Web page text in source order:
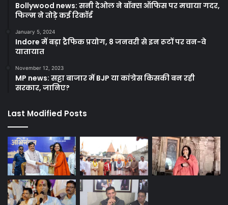
Bollywood news: सनी देओल ने बॉक्स ऑफिस पर मचाया गदर,
फिल्म ने तोड़े कई रिकॉर्ड
January 5, 2024
Indore में बड़ा ट्रैफिक प्रयोग, 8 जनवरी से इन रूटों पर वन-वे
यातायात
November 12, 2023
MP news: सट्टा बाजार में BJP या कांग्रेस किसकी बन रही
सरकार, जानिए?
Last Modified Posts